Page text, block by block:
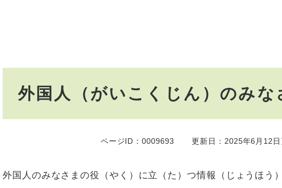
外国人（がいこくじん）のみな
ページID：0009693 更新日：2025年6月12
外国人のみなさまの役（やく）に立（た）つ情報（じょうほう